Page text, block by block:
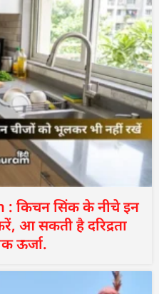
किचन सिंक के नीचे इन
आ सकती है दरिद्रता
ऊर्जा.